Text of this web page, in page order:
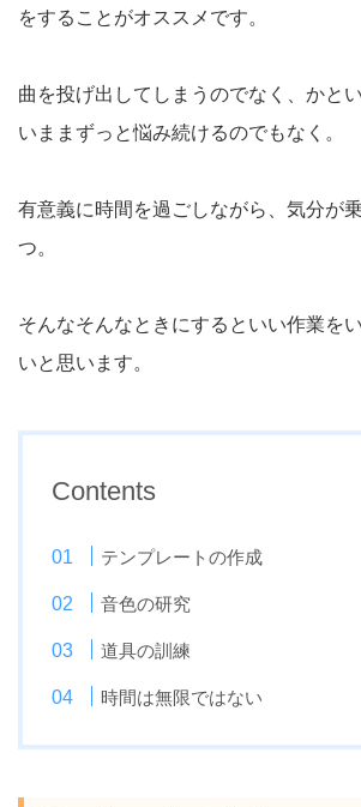
をすることがオススメです。
曲を投げ出してしまうのでなく、かと
いままずっと悩み続けるのでもなく。
有意義に時間を過ごしながら、気分が
つ。
そんなそんなときにするといい作業を
いと思います。
Contents
テンプレートの作成
音色の研究
道具の訓練
時間は無限ではない